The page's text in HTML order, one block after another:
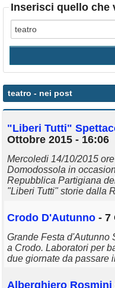
Eventi
Calendario
Annunci
Inserisci quello che
teatro - nei post
"Liberi Tutti"
Ottobre 2015 - 16:06
Mercoledi 14/10/2015
Domodossola in
Repubblica Partigiana
"Liberi Tutti" storie dalla
Crodo D'Autunno - 7
Grande Festa d'Autunno
a Crodo. Laboratori per
due giornate da passare
Alberghiero